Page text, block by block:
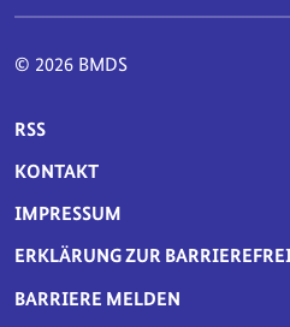
© 2026 BMDS
SERVICE-
RSS
KONTAKT
IMPRESSUM
ERKLÄRUNG ZUR
BARRIERE MELDEN